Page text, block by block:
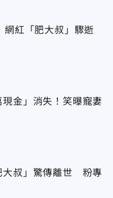
網紅「肥大叔」驟逝
金」消失！笑曝寵妻
大叔」驚傳離世 粉專